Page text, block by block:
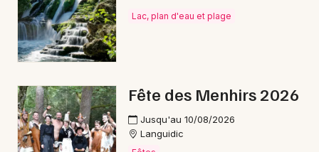
Lac, plan d'eau et plage
Fête des Menhirs 2026
Jusqu'au 10/08/2026
Languidic